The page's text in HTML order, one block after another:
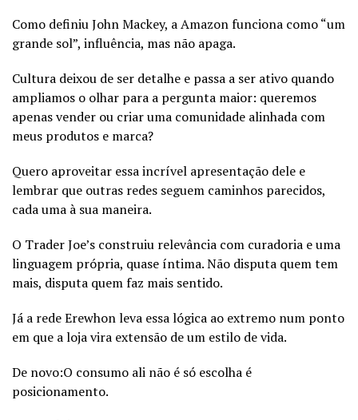
Como definiu John Mackey, a Amazon funciona como “um
grande sol”, influência, mas não apaga.
Cultura deixou de ser detalhe e passa a ser ativo quando
ampliamos o olhar para a pergunta maior: queremos
apenas vender ou criar uma comunidade alinhada com
meus produtos e marca?
Quero aproveitar essa incrível apresentação dele e
lembrar que outras redes seguem caminhos parecidos,
cada uma à sua maneira.
O Trader Joe’s construiu relevância com curadoria e uma
linguagem própria, quase íntima. Não disputa quem tem
mais, disputa quem faz mais sentido.
Já a rede Erewhon leva essa lógica ao extremo num ponto
em que a loja vira extensão de um estilo de vida.
De novo:O consumo ali não é só escolha é
posicionamento.